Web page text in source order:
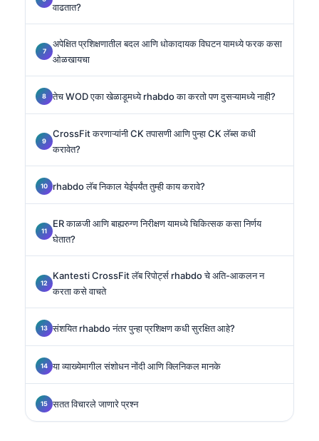
वाढतात?
अपेक्षित प्रशिक्षणातील बदल आणि धोकादायक विघटन यामध्ये फरक कसा
ओळखायचा
तेच WOD एका खेळाडूमध्ये rhabdo का करतो पण दुसऱ्यामध्ये नाही?
CrossFit करणाऱ्यांनी CK तपासणी आणि पुन्हा CK लॅब्स कधी
करावेत?
rhabdo लॅब निकाल येईपर्यंत तुम्ही काय करावे?
ER काळजी आणि बाह्यरुग्ण निरीक्षण यामध्ये चिकित्सक कसा निर्णय
घेतात?
Kantesti CrossFit लॅब रिपोर्ट्स rhabdo चे अति-आकलन न
करता कसे वाचते
संशयित rhabdo नंतर पुन्हा प्रशिक्षण कधी सुरक्षित आहे?
या व्याख्येमागील संशोधन नोंदी आणि क्लिनिकल मानके
सतत विचारले जाणारे प्रश्न